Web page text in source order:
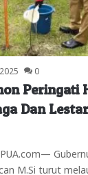
0
Peringati
Dan
M.Si turut